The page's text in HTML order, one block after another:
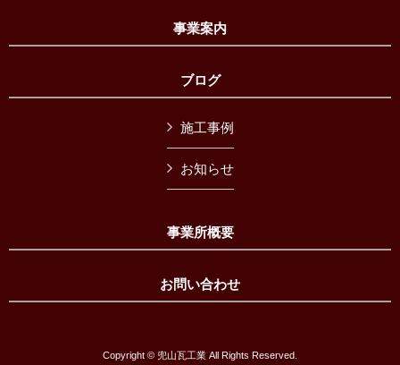
事業案内
ブログ
施工事例
お知らせ
事業所概要
お問い合わせ
Copyright © 兜山瓦工業 All Rights Reserved.